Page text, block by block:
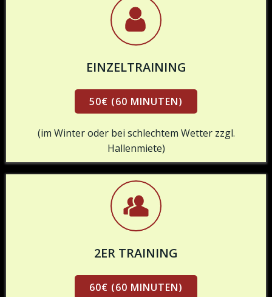
EINZELTRAINING
50€ (60 MINUTEN)
(im Winter oder bei schlechtem Wetter zzgl.
Hallenmiete)
2ER TRAINING
60€ (60 MINUTEN)